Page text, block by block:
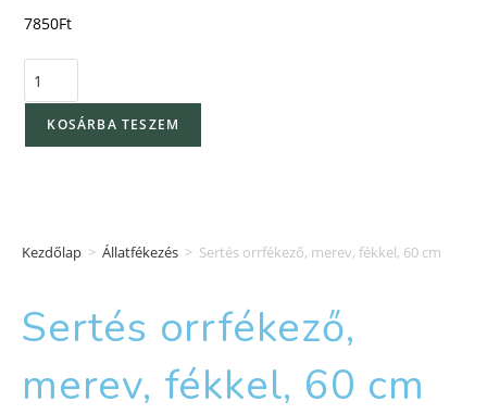
7850Ft
KOSÁRBA TESZEM
Kezdőlap > Állatfékezés > Sertés orrfékező, merev, fékkel, 60 cm
Sertés orrfékező,
merev, fékkel, 60 cm